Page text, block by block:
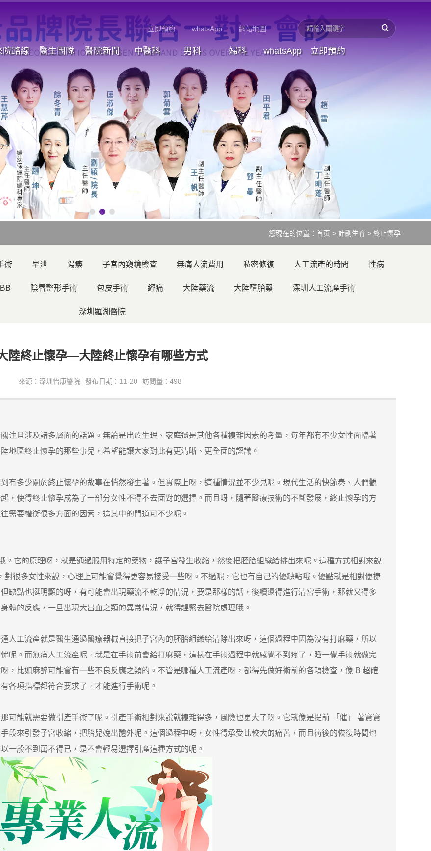
立即預約 whatsApp 網站地圖
院路線 醫生團隊 醫院新聞 中醫科 男科 婦科 whatsApp 立即預約
您現在的位置： 首页 > 計劃生育 > 終止懷孕
術 早泄 陽痿 子宮內窺鏡檢查 無痛人流費用 私密修復 人工流產的時間 性病
陰唇整形手術 包皮手術 經痛 大陸藥流 大陸墮胎藥 深圳人工流產手術
深圳羅湖醫院
陸終止懷孕—大陸終止懷孕有哪些方式
來源：深圳怡康醫院 發布日期：11-20 訪問量：498
且涉及諸多層面的話題。無論是出於生理、家庭還是其他各種複雜因素的考量，每年都有不少女性面臨著
地區終止懷孕的那些事兒，希望能讓大家對此有更清晰、更全面的認識。
多少關於終止懷孕的故事在悄然發生著。但實際上呀，這種情況並不少見呢。現代生活的快節奏、人們觀
，使得終止懷孕成為了一部分女性不得不去面對的選擇。而且呀，隨著醫療技術的不斷發展，終止懷孕的方
需要權衡很多方面的因素，這其中的門道可不少呢。
它的原理呀，就是通過服用特定的藥物，讓子宮發生收縮，然後把胚胎組織給排出來呢。這種方式相對來說
對很多女性來說，心理上可能會覺得更容易接受一些呀。不過呢，它也有自己的優缺點哦。優點就是相對便捷
缺點也挺明顯的呀，有可能會出現藥流不乾淨的情況，要是那樣的話，後續還得進行清宮手術，那就又得多
體的反應，一旦出現大出血之類的異常情況，就得趕緊去醫院處理哦。
工流產就是醫生通過醫療器械直接把子宮內的胚胎組織給清除出來呀，這個過程中因為沒有打麻藥，所以
呢。而無痛人工流產呢，就是在手術前會給打麻藥，這樣在手術過程中就感覺不到疼了，睡一覺手術就做完
，比如麻醉可能會有一些不良反應之類的。不管是哪種人工流產呀，都得先做好術前的各項檢查，像 B 超確
各項指標都符合要求了，才能進行手術呢。
能就需要做引產手術了呢。引產手術相對來說就複雜得多，風險也更大了呀。它就像是提前 「催」 著寶寶
段來引發子宮收縮，把胎兒娩出體外呢。這個過程中呀，女性得承受比較大的痛苦，而且術後的恢復時間也
一般不到萬不得已，是不會輕易選擇引產這種方式的呢。